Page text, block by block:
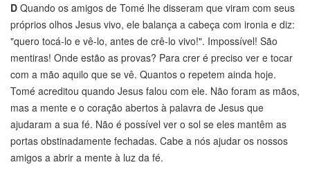
D Quando os amigos de Tomé lhe disseram que viram com seus
próprios olhos Jesus vivo, ele balança a cabeça com ironia e diz:
"quero tocá-lo e vê-lo, antes de crê-lo vivo!". Impossível! São
mentiras! Onde estão as provas? Para crer é preciso ver e tocar
com a mão aquilo que se vê. Quantos o repetem ainda hoje.
Tomé acreditou quando Jesus falou com ele. Não foram as mãos,
mas a mente e o coração abertos à palavra de Jesus que
ajudaram a sua fé. Não é possível ver o sol se eles mantêm as
portas obstinadamente fechadas. Cabe a nós ajudar os nossos
amigos a abrir a mente à luz da fé.